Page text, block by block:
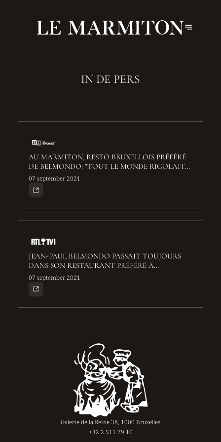
IN DE PERS
AU MARMITON, RESTO BRUXELLOIS PRÉFÉRÉ
DE BELMONDO: "TOUT LE MONDE RIGOLAIT
ET DANSAIT ICI QUAND IL ÉTAIT LÀ"
07 september 2021
JEAN-PAUL BELMONDO PASSAIT TOUJOURS
DANS SON RESTAURANT PRÉFÉRÉ À
BRUXELLES: "IL ÉTAIT ATTENTIONNÉ, SANS
CHICHI"
07 september 2021
Galerie de la Reine 38, 1000 Bruxelles
+32 2 511 79 10